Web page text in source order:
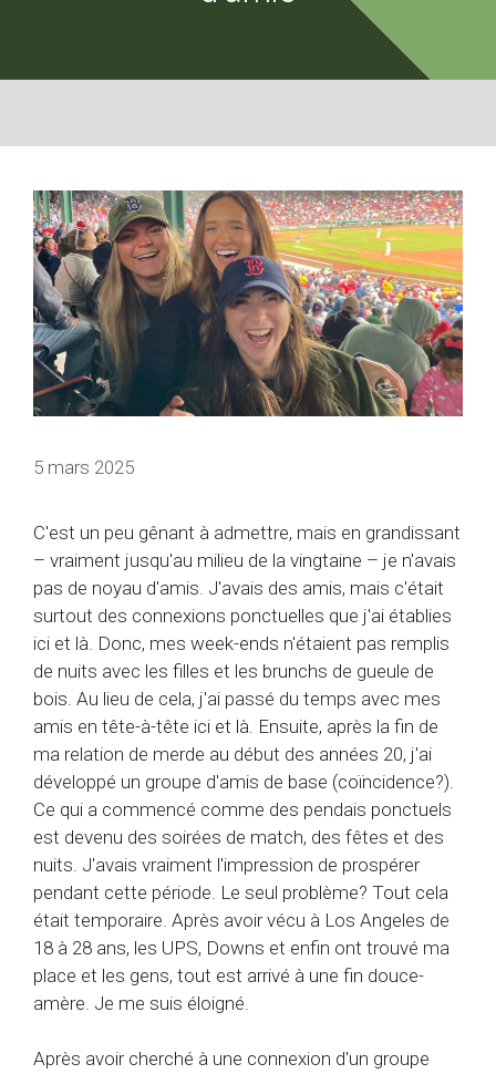
5 mars 2025
C'est un peu gênant à admettre, mais en grandissant
– vraiment jusqu'au milieu de la vingtaine – je n'avais
pas de noyau d'amis. J'avais des amis, mais c'était
surtout des connexions ponctuelles que j'ai établies
ici et là. Donc, mes week-ends n'étaient pas remplis
de nuits avec les filles et les brunchs de gueule de
bois. Au lieu de cela, j'ai passé du temps avec mes
amis en tête-à-tête ici et là. Ensuite, après la fin de
ma relation de merde au début des années 20, j'ai
développé un groupe d'amis de base (coïncidence?).
Ce qui a commencé comme des pendais ponctuels
est devenu des soirées de match, des fêtes et des
nuits. J'avais vraiment l'impression de prospérer
pendant cette période. Le seul problème? Tout cela
était temporaire. Après avoir vécu à Los Angeles de
18 à 28 ans, les UPS, Downs et enfin ont trouvé ma
place et les gens, tout est arrivé à une fin douce-
amère. Je me suis éloigné.
Après avoir cherché à une connexion d'un groupe